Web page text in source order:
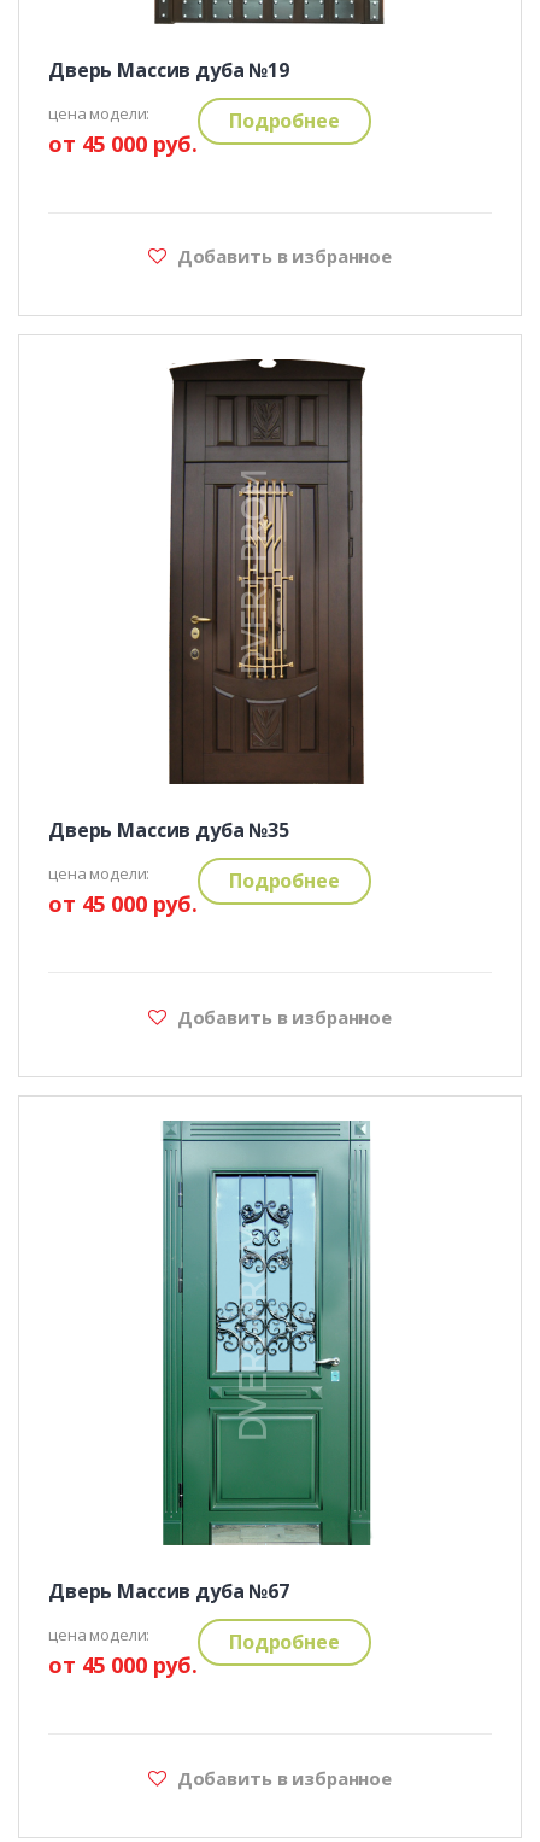
Дверь Массив дуба №19
цена модели:
от 45 000 руб.
Подробнее
Добавить в избранное
Дверь Массив дуба №35
цена модели:
от 45 000 руб.
Подробнее
Добавить в избранное
Дверь Массив дуба №67
цена модели:
от 45 000 руб.
Подробнее
Добавить в избранное